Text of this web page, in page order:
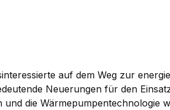
auf dem Weg zur
Neuerungen für den
die